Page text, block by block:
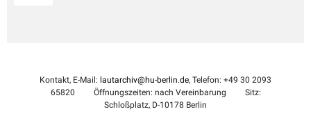
Kontakt, E-Mail: lautarchiv@hu-berlin.de, Telefon: +49 30 2093
65820
Öffnungszeiten: nach Vereinbarung
Sitz:
Schloßplatz, D-10178 Berlin